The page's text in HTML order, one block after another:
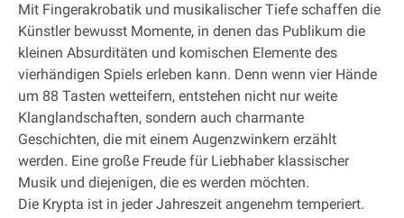
Mit Fingerakrobatik und musikalischer Tiefe schaffen die
Künstler bewusst Momente, in denen das Publikum die
kleinen Absurditäten und komischen Elemente des
vierhändigen Spiels erleben kann. Denn wenn vier Hände
um 88 Tasten wetteifern, entstehen nicht nur weite
Klanglandschaften, sondern auch charmante
Geschichten, die mit einem Augenzwinkern erzählt
werden. Eine große Freude für Liebhaber klassischer
Musik und diejenigen, die es werden möchten.
Die Krypta ist in jeder Jahreszeit angenehm temperiert.